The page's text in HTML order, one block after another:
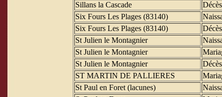
Sillans la Cascade
Décès
Six Fours Les Plages (83140)
Six Fours Les Plages (83140)
Décès
St Julien le Montagnier
St Julien le Montagnier
St Julien le Montagnier
Décès
ST MARTIN DE PALLIERES
St Paul en Foret (lacunes)